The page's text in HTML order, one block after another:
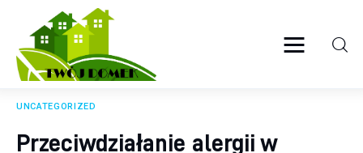
Twój domek
TWOJE ŻYCIE
UNCATEGORIZED
Przeciwdziałanie alergii w